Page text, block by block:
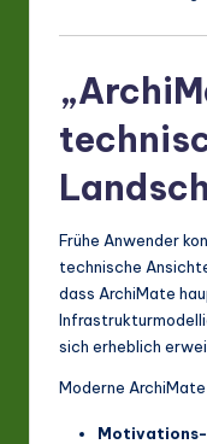
Frühe Anwender
technische
dass ArchiMate
sich erheblich
Moderne